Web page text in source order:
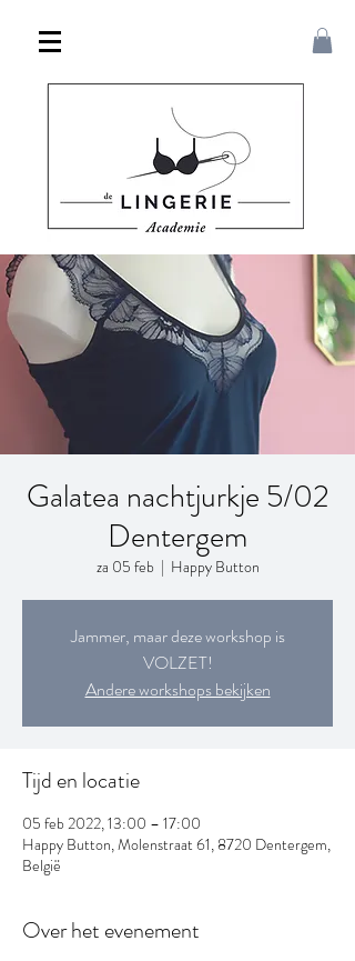
Galatea nachtjurkje 5/02
Dentergem
za 05 feb
  |
Happy Button
Jammer, maar deze workshop is
VOLZET!
Andere workshops bekijken
Tijd en locatie
05 feb 2022, 13:00 – 17:00
Happy Button, Molenstraat 61, 8720 Dentergem,
België
Over het evenement